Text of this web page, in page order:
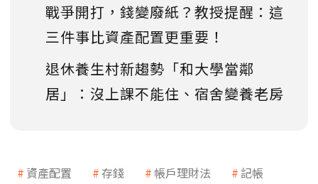
戰爭開打，錢變廢紙？教授提醒：這
三件事比資產配置更重要！
退休養生村新趨勢「和大學當鄰
居」：沒上課不能住、宿舍變養老房
資產配置 存錢 帳戶理財法
記帳